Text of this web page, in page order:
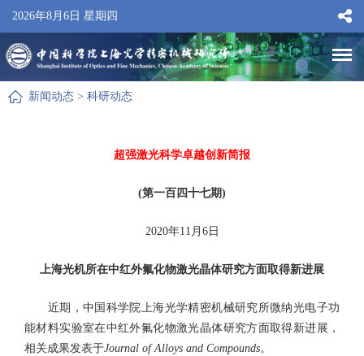
2026年8月6日 星期四
新闻动态 > 科研动态
超强激光科学卓越创新简报
(第一百四十七期)
2020年11月6日
上海光机所在中红外氟化物激光晶体研究方面取得新进展
近期，中国科学院上海光学精密机械研究所微纳光电子功
能材料实验室在中红外氟化物激光晶体研究方面取得新进展，
相关成果发表于Journal of Alloys and Compounds。